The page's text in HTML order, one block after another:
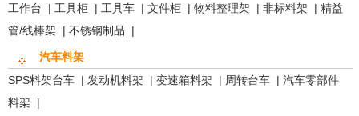
工作台 | 工具柜 | 工具车 | 文件柜 | 物料整理架 | 非标料架 | 精益
管/线棒架 | 不锈钢制品 |
汽车料架
SPS料架台车 | 发动机料架 | 变速箱料架 | 周转台车 | 汽车零部件
料架 |